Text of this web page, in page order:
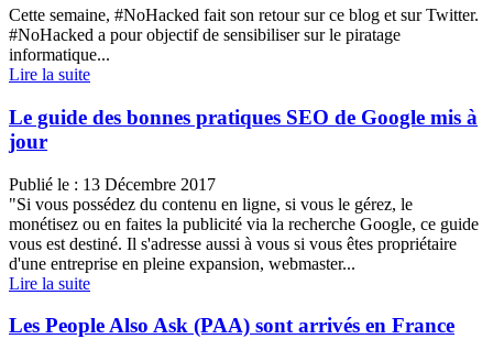
Cette semaine, #NoHacked fait son retour sur ce blog et sur Twitter.
#NoHacked a pour objectif de sensibiliser sur le piratage
informatique...
Lire la suite
Le guide des bonnes pratiques SEO de Google mis à
jour
Publié le : 13 Décembre 2017
"Si vous possédez du contenu en ligne, si vous le gérez, le
monétisez ou en faites la publicité via la recherche Google, ce guide
vous est destiné. Il s'adresse aussi à vous si vous êtes propriétaire
d'une entreprise en pleine expansion, webmaster...
Lire la suite
Les People Also Ask (PAA) sont arrivés en France